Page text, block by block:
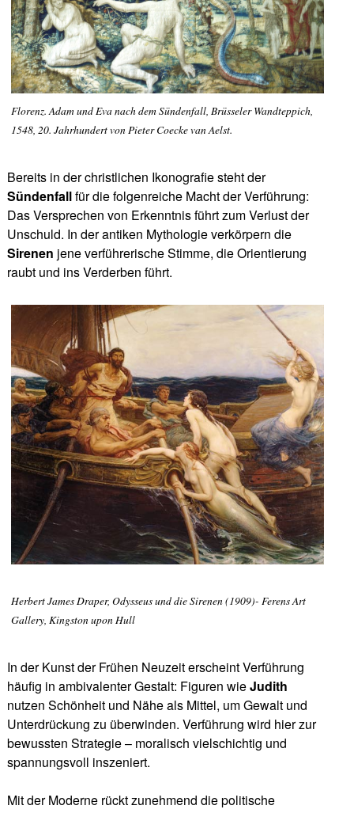
Florenz. Adam und Eva nach dem Sündenfall, Brüsseler Wandteppich,
1548, 20. Jahrhundert von Pieter Coecke van Aelst.
Bereits in der christlichen Ikonografie steht der
Sündenfallfür die folgenreiche Macht der Verführung:
Das Versprechen von Erkenntnis führt zum Verlust der
Unschuld. In der antiken Mythologie verkörpern die
Sirenen jene verführerische Stimme, die Orientierung
raubt und ins Verderben führt.
Herbert James Draper, Odysseus und die Sirenen (1909)- Ferens Art
Gallery, Kingston upon Hull
In der Kunst der Frühen Neuzeit erscheint Verführung
häufig in ambivalenter Gestalt: Figuren wieJudith
nutzen Schönheit und Nähe als Mittel, um Gewalt und
Unterdrückung zu überwinden. Verführung wird hier zur
bewussten Strategie – moralisch vielschichtig und
spannungsvoll inszeniert.
Mit der Moderne rückt zunehmend die politische